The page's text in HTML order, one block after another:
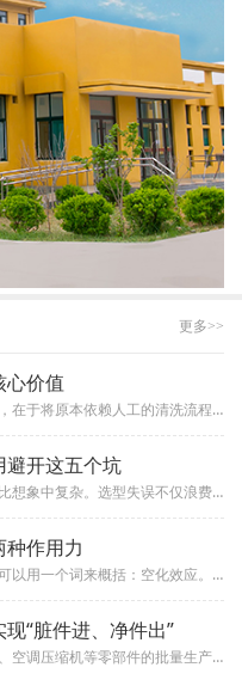
更多>>
心价值
全自动超声波清洗机的核心价值，在于将原本依赖人工的清洗流程有效自动化。它不只是“加了个机械手”那么简单，而是一整套系统...
避开这五个坑
选一台合适的超声波清洗机，远比想象中复杂。选型失误不仅浪费投资，更可能影响产品质量和生产效率。Choosing a s...
作用力
超声波清洗机的核心工作原理，可以用一个词来概括：空化效应。这不是什么玄乎的概念，而是一种实实在在的物理现象。The c...
“脏件进、净件出”
在汽车发动机部件、变速箱壳体、空调压缩机等零部件的批量生产中，清洗效率直接决定了整条生产线的节拍。通过式喷淋清洗机就像...